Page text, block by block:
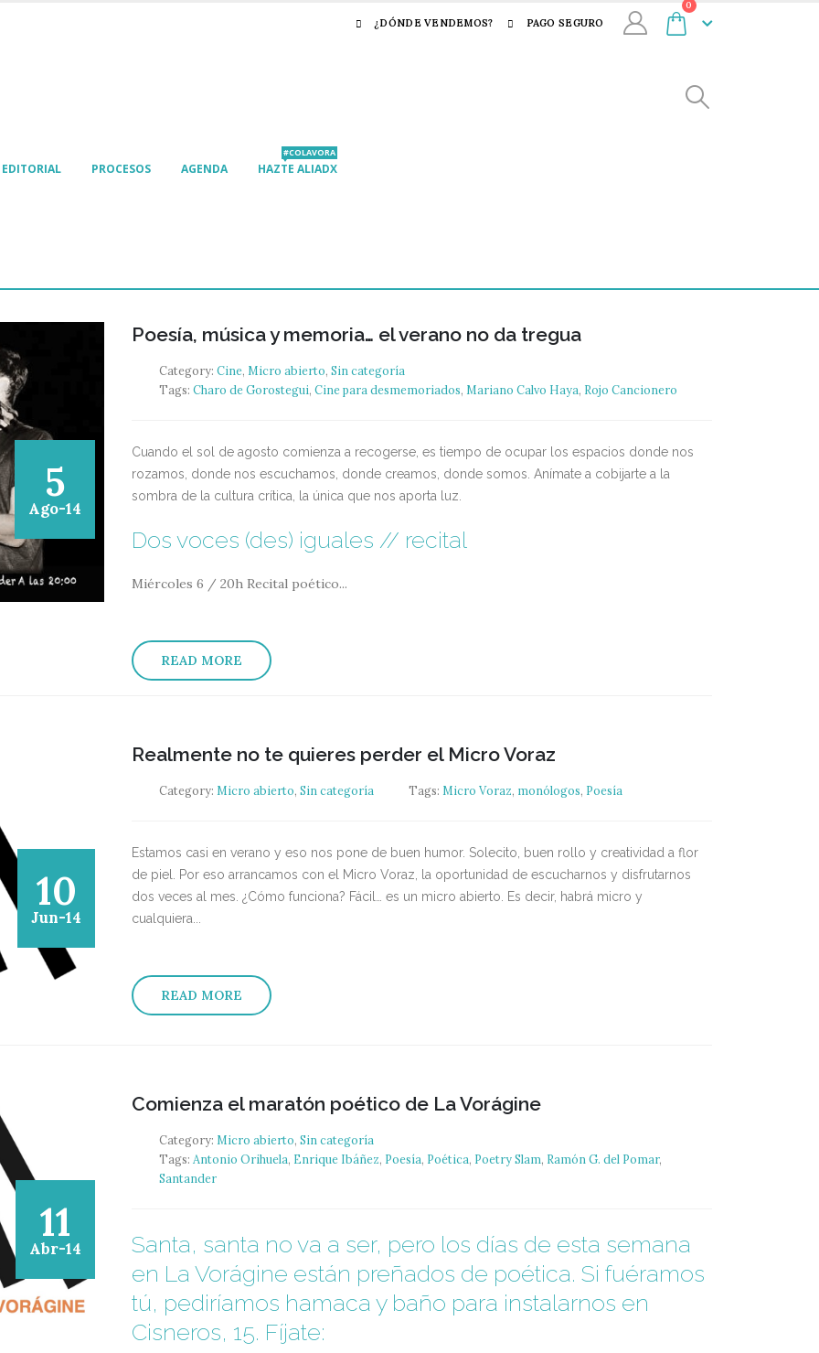
¿DÓNDE VENDEMOS? PAGO SEGURO
0
EDITORIAL PROCESOS AGENDA HAZTE ALIADX
#COLAVORA
5
Ago-14
Poesía, música y memoria… el verano no da tregua
Category: Cine, Micro abierto, Sin categoría
Tags: Charo de Gorostegui, Cine para desmemoriados, Mariano Calvo Haya, Rojo Cancionero
Cuando el sol de agosto comienza a recogerse, es tiempo de ocupar los espacios donde nos
rozamos, donde nos escuchamos, donde creamos, donde somos. Anímate a cobijarte a la
sombra de la cultura crítica, la única que nos aporta luz.
Dos voces (des) iguales // recital
Miércoles 6 / 20h Recital poético...
READ MORE
10
Jun-14
Realmente no te quieres perder el Micro Voraz
Category: Micro abierto, Sin categoría Tags: Micro Voraz, monólogos, Poesía
Estamos casi en verano y eso nos pone de buen humor. Solecito, buen rollo y creatividad a flor
de piel. Por eso arrancamos con el Micro Voraz, la oportunidad de escucharnos y disfrutarnos
dos veces al mes. ¿Cómo funciona? Fácil… es un micro abierto. Es decir, habrá micro y
cualquiera...
READ MORE
11
Abr-14
Comienza el maratón poético de La Vorágine
Category: Micro abierto, Sin categoría
Tags: Antonio Orihuela, Enrique Ibáñez, Poesía, Poética, Poetry Slam, Ramón G. del Pomar,
Santander
Santa, santa no va a ser, pero los días de esta semana
en La Vorágine están preñados de poética. Si fuéramos
tú, pediríamos hamaca y baño para instalarnos en
Cisneros, 15. Fíjate: